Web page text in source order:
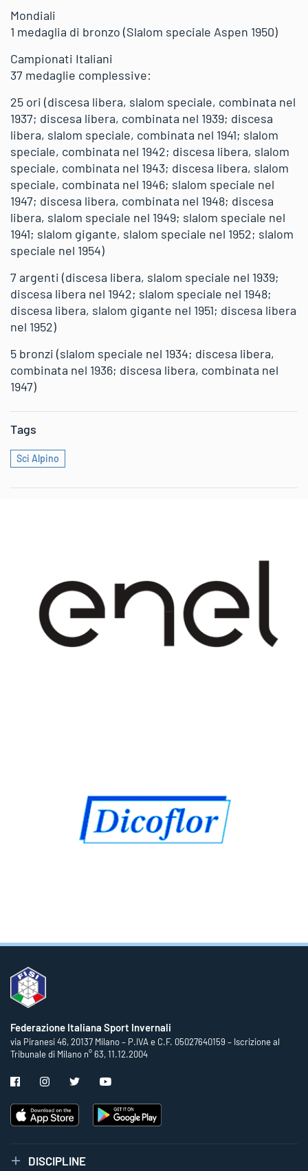
Mondiali
1 medaglia di bronzo (Slalom speciale Aspen 1950)
Campionati Italiani
37 medaglie complessive:
25 ori (discesa libera, slalom speciale, combinata nel
1937; discesa libera, combinata nel 1939; discesa
libera, slalom speciale, combinata nel 1941; slalom
speciale, combinata nel 1942; discesa libera, slalom
speciale, combinata nel 1943; discesa libera, slalom
speciale, combinata nel 1946; slalom speciale nel
1947; discesa libera, combinata nel 1948; discesa
libera, slalom speciale nel 1949; slalom speciale nel
1941; slalom gigante, slalom speciale nel 1952; slalom
speciale nel 1954)
7 argenti (discesa libera, slalom speciale nel 1939;
discesa libera nel 1942; slalom speciale nel 1948;
discesa libera, slalom gigante nel 1951; discesa libera
nel 1952)
5 bronzi (slalom speciale nel 1934; discesa libera,
combinata nel 1936; discesa libera, combinata nel
1947)
Tags
Sci Alpino
Federazione Italiana Sport Invernali
via Piranesi 46, 20137 Milano – P.IVA e C.F. 05027640159 – Iscrizione al
Tribunale di Milano n° 63, 11.12.2004
DISCIPLINE